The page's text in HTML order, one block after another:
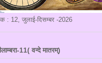
: 12, जुलाई-दिसम्बर -2026
11( वन्दे मातरम्)